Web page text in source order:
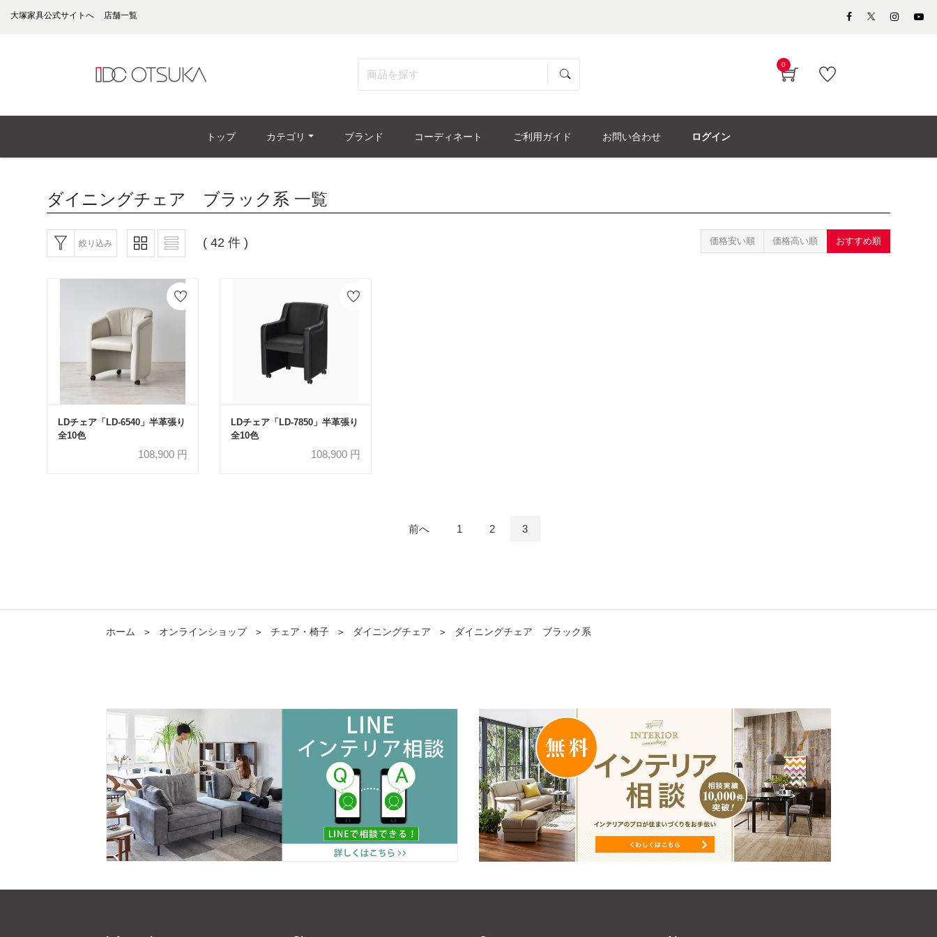
大塚家具公式サイトへ 店舗一覧
0
トップ カテゴリ ブランド コーディネート ご利用ガイド お問い合わせ ログイン
ダイニングチェア ブラック系 一覧
絞り込み ( 42 件 ) 価格安い順 価格高い順 おすすめ順
LDチェア「LD-6540」半革張り
全10色
108,900円
LDチェア「LD-7850」半革張り
全10色
108,900円
前へ 1 2 3
ホーム ＞ オンラインショップ ＞ チェア・椅子 ＞ ダイニングチェア ＞ ダイニングチェア ブラック系